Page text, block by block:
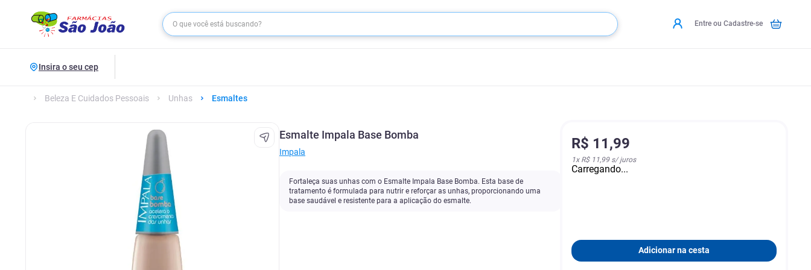
Entre ou Cadastre-se
Insira o seu cep
Beleza E Cuidados Pessoais Unhas Esmaltes
Esmalte Impala Base Bomba
Impala
Fortaleça suas unhas com o Esmalte Impala Base Bomba. Esta base de
tratamento é formulada para nutrir e reforçar as unhas, proporcionando uma
base saudável e resistente para a aplicação do esmalte.
R$ 11,99
1x R$ 11,99s/ juros
Carregando...
Adicionar na cesta